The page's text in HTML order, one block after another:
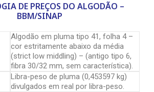
DE PREÇOS DO ALGODÃO –
BBM/SINAP
Algodão em pluma tipo 41, folha 4 –
cor estritamente abaixo da média
(strict low middling) – (antigo tipo 6,
fibra 30/32 mm, sem característica).
Libra-peso de pluma (0,453597 kg)
divulgados em real por libra-peso.